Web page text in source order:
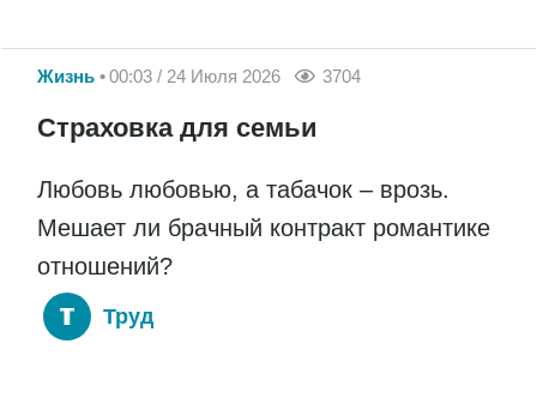
Жизнь 00:03 / 24 Июля 2026 3704
Страховка для семьи
Любовь любовью, а табачок – врозь.
Мешает ли брачный контракт романтике
отношений?
Труд